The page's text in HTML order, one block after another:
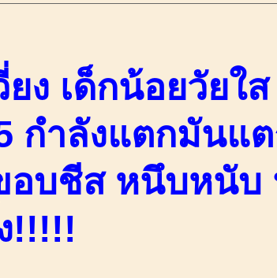
ง เด็กน้อยวัยใ
กำลังแตกมันแ
อบชีส หนึบหนับ
!!!!!